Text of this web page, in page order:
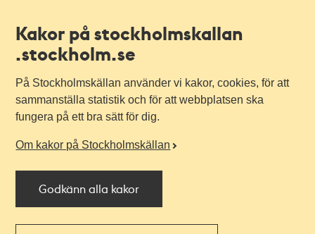
Kakor på stockholmskallan
.stockholm.se
På Stockholmskällan använder vi kakor, cookies, för att
sammanställa statistik och för att webbplatsen ska
fungera på ett bra sätt för dig.
Om kakor på Stockholmskällan
Godkänn alla kakor